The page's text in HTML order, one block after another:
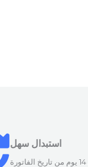
استبدال سهل